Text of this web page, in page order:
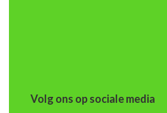
Volg ons op sociale media